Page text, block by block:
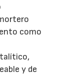
como
y de